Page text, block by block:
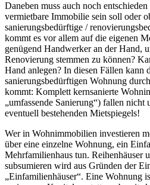
Daneben muss auch noch
vermietbare Immobilie sein soll oder
sanierungsbedürftige /
kommt es vor allem auf die eigenen
genügend Handwerker an der Hand,
Renovierung stemmen zu können?
Hand anlegen? In diesen Fällen kann
sanierungsbedürftigen Wohnung
kommt: Komplett kernsanierte
„umfassende Sanierung“) fallen
eventuell bestehenden Mietspiegels!
Wer in Wohnimmobilien investieren
über eine einzelne Wohnung, ein
Mehrfamilienhaus tun. Reihenhäuser
subsumieren wird aus Gründen der
„Einfamilienhäuser“. Eine Wohnung